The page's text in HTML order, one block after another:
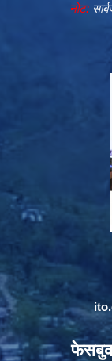
नोट: